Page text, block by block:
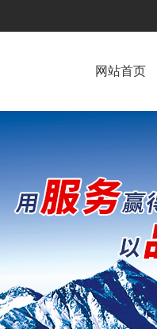
网站首页